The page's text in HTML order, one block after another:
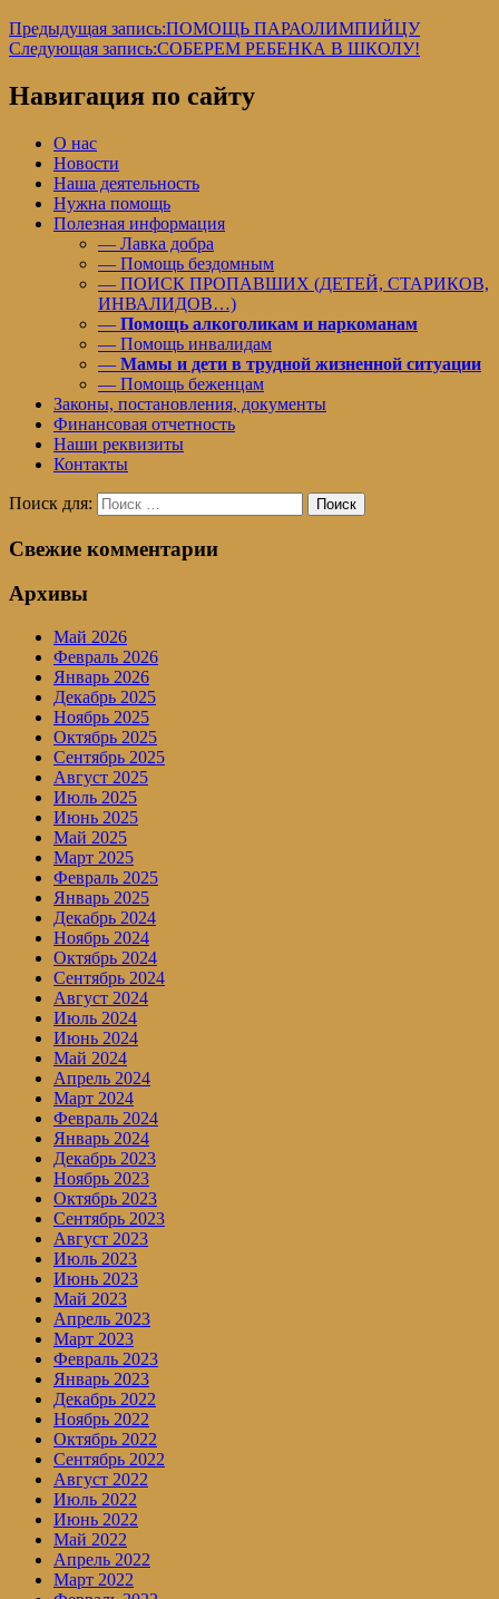
Предыдущая запись:ПОМОЩЬ ПАРАОЛИМПИЙЦУ
Следующая запись:СОБЕРЕМ РЕБЕНКА В ШКОЛУ!
Навигация по сайту
О нас
Новости
Наша деятельность
Нужна помощь
Полезная информация
— Лавка добра
— Помощь бездомным
— ПОИСК ПРОПАВШИХ (ДЕТЕЙ, СТАРИКОВ,
ИНВАЛИДОВ…)
— Помощь алкоголикам и наркоманам
— Помощь инвалидам
— Мамы и дети в трудной жизненной ситуации
— Помощь беженцам
Законы, постановления, документы
Финансовая отчетность
Наши реквизиты
Контакты
Поиск для: Поиск
Свежие комментарии
Архивы
Май 2026
Февраль 2026
Январь 2026
Декабрь 2025
Ноябрь 2025
Октябрь 2025
Сентябрь 2025
Август 2025
Июль 2025
Июнь 2025
Май 2025
Март 2025
Февраль 2025
Январь 2025
Декабрь 2024
Ноябрь 2024
Октябрь 2024
Сентябрь 2024
Август 2024
Июль 2024
Июнь 2024
Май 2024
Апрель 2024
Март 2024
Февраль 2024
Январь 2024
Декабрь 2023
Ноябрь 2023
Октябрь 2023
Сентябрь 2023
Август 2023
Июль 2023
Июнь 2023
Май 2023
Апрель 2023
Март 2023
Февраль 2023
Январь 2023
Декабрь 2022
Ноябрь 2022
Октябрь 2022
Сентябрь 2022
Август 2022
Июль 2022
Июнь 2022
Май 2022
Апрель 2022
Март 2022